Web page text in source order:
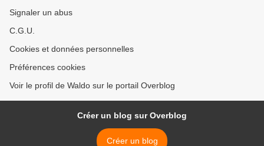
Signaler un abus
C.G.U.
Cookies et données personnelles
Préférences cookies
Voir le profil de Waldo sur le portail Overblog
Créer un blog sur Overblog
Créer un blog